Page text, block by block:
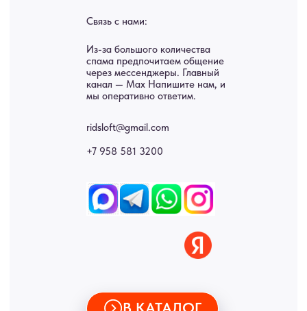
© 2015-2026 Все права защищены. Не является офертой,
двери, раздвижные двери, подвесные двери, интерьерные картины,
стеновые панели, лофт мебель с доставкой во все города России:
Новгород, Самара, Сургут, Казань, Омск, Челябинск, Ростов-на-
Владивосток, Ярославль, Ульяновск, Барнаул, Иркутск, Тюмень,
Хабаровск, Новокузнецк, Оренбург, Кемерово, Ижевск, Томск,
Набережные Челны, Липецк Казахстан, Алматы, Астана, Павлодар,
Усть - Каменногорск, Сочи.